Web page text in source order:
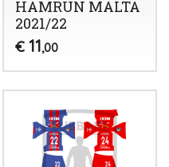
HAMRUN MALTA
2021/22
€ 11,00